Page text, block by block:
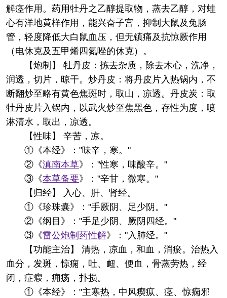
解痉作用。药用牡丹之乙醇提取物，蒸去乙醇，对蛙
心有洋地黄样作用，能兴奋子宫，抑制大鼠及兔肠
管，轻度降低大白鼠血压，但无镇痛及抗惊厥作用
（电休克及五甲烯四氮唑的休克）。
【炮制】 牡丹皮：拣去杂质，除去木心，洗净，
润透，切片，晾干。炒丹皮：将丹皮片入热锅内，不
断翻炒至略有黄色焦斑时，取山，凉透。丹皮炭：取
牡丹皮片入锅内，以武火炒至焦黑色，存性为度，喷
淋清水，取出，凉透。
【性味】 辛苦，凉。
①《本经》："味辛，寒。"
②《滇南本草》："性寒，味酸辛。"
③《本草备要》："辛甘，微寒。"
【归经】 入心、肝、肾经。
①《珍珠囊》："手厥阴、足少阴。"
②《纲目》："手足少阴、厥阴四经。"
③《雷公炮制药性解》："入肺经。"
【功能主治】 清热，凉血，和血，消瘀。治热入
血分，发斑，惊痫，吐、衄、便血，骨蒸劳热，经
闭，症瘕，痈疡，扑损。
①《本经》："主寒热，中风瘈疭、痉、惊痫邪